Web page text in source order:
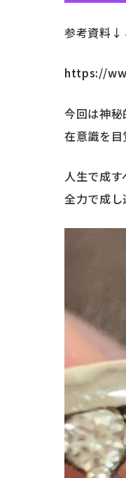
参考資料
https://
今回は神
在意識を目
人生で成
全力で成し